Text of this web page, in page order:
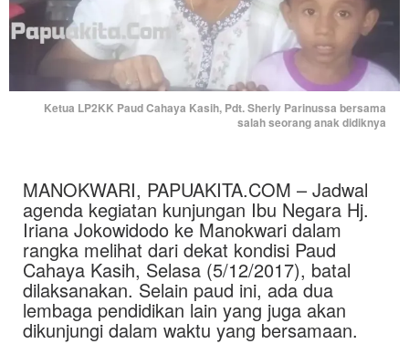
Ketua LP2KK Paud Cahaya Kasih, Pdt. Sherly Parinussa bersama
salah seorang anak didiknya
MANOKWARI, PAPUAKITA.COM – Jadwal
agenda kegiatan kunjungan Ibu Negara Hj.
Iriana Jokowidodo ke Manokwari dalam
rangka melihat dari dekat kondisi Paud
Cahaya Kasih, Selasa (5/12/2017), batal
dilaksanakan. Selain paud ini, ada dua
lembaga pendidikan lain yang juga akan
dikunjungi dalam waktu yang bersamaan.